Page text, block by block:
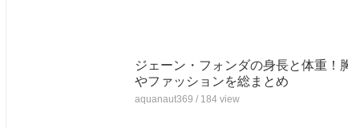
ジェーン・フォンダの身長と体重！
やファッションを総まとめ
aquanaut369 / 184 view